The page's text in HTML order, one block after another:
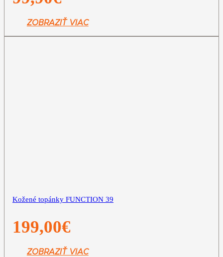
ZOBRAZIŤ VIAC
Kožené topánky FUNCTION 39
199,00€
ZOBRAZIŤ VIAC